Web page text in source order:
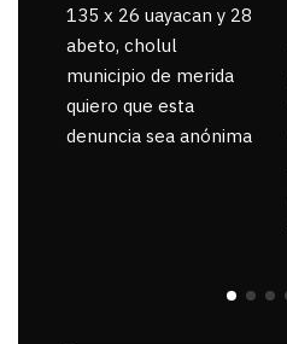
135 x 26 uayacan y 28
abeto, cholul
municipio de merida
quiero que esta
denuncia sea anónima